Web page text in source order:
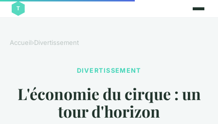
Accueil›Divertissement
DIVERTISSEMENT
L'économie du cirque : un
tour d'horizon